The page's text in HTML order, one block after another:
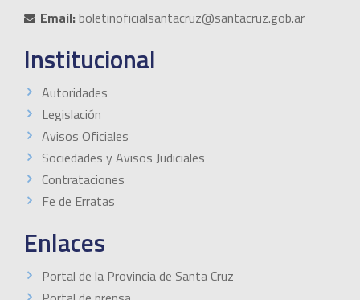
Email:boletinoficialsantacruz@santacruz.gob.ar
Institucional
Autoridades
Legislación
Avisos Oficiales
Sociedades y Avisos Judiciales
Contrataciones
Fe de Erratas
Enlaces
Portal de la Provincia de Santa Cruz